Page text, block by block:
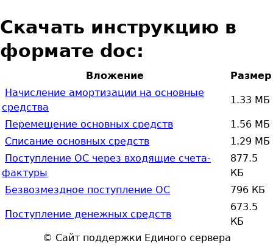
Скачать инструкцию в
формате doc:
Вложение
Размер
Начиcление амортизации на основные
средства
1.33 МБ
Перемещение основных средств
1.56 МБ
Списание основных средств
1.29 МБ
Поступление ОС через входящие счета-
фактуры
877.5
КБ
Безвозмездное поступление ОС
796 КБ
Поступление денежных средств
673.5
КБ
© Сайт поддержки Единого сервера